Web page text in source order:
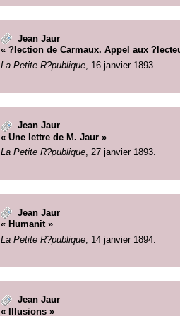
Jean Jaur
« ?lection de Carmaux. Appel aux
La Petite R?publique, 16 janvier 1893.
Jean Jaur
« Une lettre de M. Jaur »
La Petite R?publique, 27 janvier 1893.
Jean Jaur
« Humanit »
La Petite R?publique, 14 janvier 1894.
Jean Jaur
« Illusions »